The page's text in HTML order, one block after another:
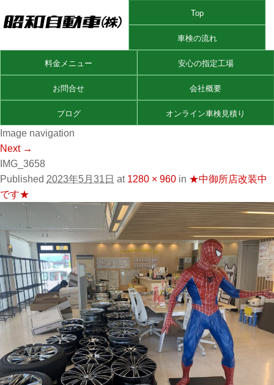
Top
車検の流れ
料金メニュー 安心の指定工場
お問合せ 会社概要
ブログ オンライン車検見積り
Image navigation
Next →
IMG_3658
Published 2023年5月31日 at 1280 × 960 in ★中御所店改装中
です★